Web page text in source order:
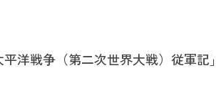
洋戦争（第二次世界大戦）従軍記